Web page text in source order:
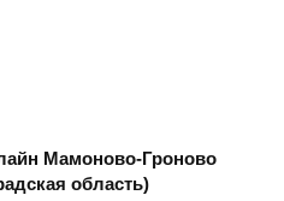
Мамоново-Гроново
область)